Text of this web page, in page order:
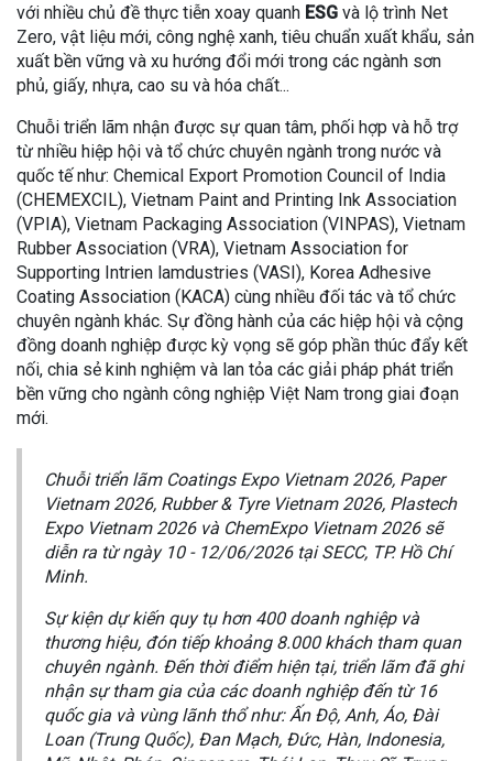
với nhiều chủ đề thực tiễn xoay quanh ESG và lộ trình Net
Zero, vật liệu mới, công nghệ xanh, tiêu chuẩn xuất khẩu, sản
xuất bền vững và xu hướng đổi mới trong các ngành sơn
phủ, giấy, nhựa, cao su và hóa chất...
Chuỗi triển lãm nhận được sự quan tâm, phối hợp và hỗ trợ
từ nhiều hiệp hội và tổ chức chuyên ngành trong nước và
quốc tế như: Chemical Export Promotion Council of India
(CHEMEXCIL), Vietnam Paint and Printing Ink Association
(VPIA), Vietnam Packaging Association (VINPAS), Vietnam
Rubber Association (VRA), Vietnam Association for
Supporting Intrien lamdustries (VASI), Korea Adhesive
Coating Association (KACA) cùng nhiều đối tác và tổ chức
chuyên ngành khác. Sự đồng hành của các hiệp hội và cộng
đồng doanh nghiệp được kỳ vọng sẽ góp phần thúc đẩy kết
nối, chia sẻ kinh nghiệm và lan tỏa các giải pháp phát triển
bền vững cho ngành công nghiệp Việt Nam trong giai đoạn
mới.
Chuỗi triển lãm Coatings Expo Vietnam 2026, Paper
Vietnam 2026, Rubber & Tyre Vietnam 2026, Plastech
Expo Vietnam 2026 và ChemExpo Vietnam 2026 sẽ
diễn ra từ ngày 10 - 12/06/2026 tại SECC, TP. Hồ Chí
Minh.
Sự kiện dự kiến quy tụ hơn 400 doanh nghiệp và
thương hiệu, đón tiếp khoảng 8.000 khách tham quan
chuyên ngành. Đến thời điểm hiện tại, triển lãm đã ghi
nhận sự tham gia của các doanh nghiệp đến từ 16
quốc gia và vùng lãnh thổ như: Ấn Độ, Anh, Áo, Đài
Loan (Trung Quốc), Đan Mạch, Đức, Hàn, Indonesia,